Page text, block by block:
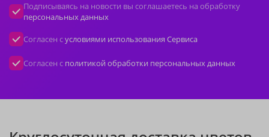
Подписываясь на новости вы соглашаетесь на обработку
персональных данных
Согласен сусловиями использования Сервиса
Согласен с политикой обработки персональных данных